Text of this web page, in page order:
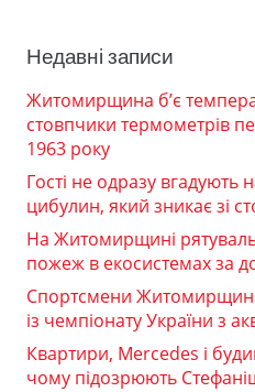
Недавні записи
Житомирщина б’є
стовпчики термометрів
1963 року
Гості не одразу вгадують
цибулин, який зникає зі
На Житомирщині
пожеж в екосистемах за
Спортсмени
із чемпіонату України з
Квартири, Mercedes і
чому підозрюють